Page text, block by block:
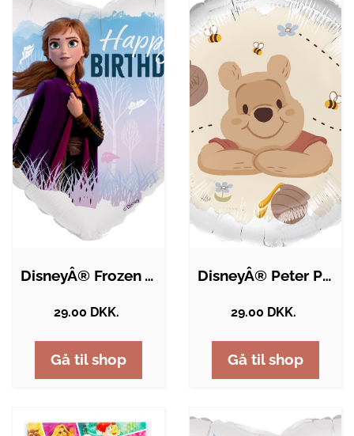
DisneyÂ® Frozen Anna Happy Birthday…
29.00 DKK.
Gå til shop
DisneyÂ® Peter Plys Folieballon
29.00 DKK.
Gå til shop